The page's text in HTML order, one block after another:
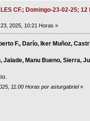
CF.; Domingo-23-02-25; 12
2025, 10:21 Horas »
F., Darío, Iker Muñoz,
Jalade, Manu Bueno, Sierra,
11:00 Horas por asturgabriel»